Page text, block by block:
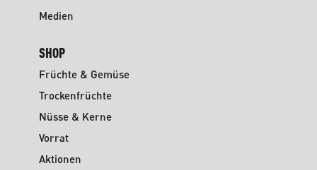
Medien
SHOP
Früchte & Gemüse
Trockenfrüchte
Nüsse & Kerne
Vorrat
Aktionen